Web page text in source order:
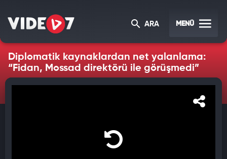
ARA MENÜ
Diplomatik kaynaklardan net yalanlama:
“Fidan, Mossad direktörü ile görüşmedi”